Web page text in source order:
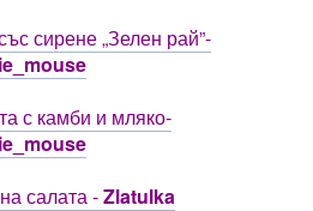
сирене „Зелен рай”-
с камби и мляко-
салата -Zlatulka